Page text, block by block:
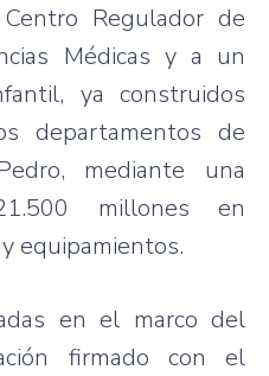
Regulador de
Médicas y a un
ya construidos
departamentos de
mediante una
millones en
equipamientos.
en el marco del
firmado con el